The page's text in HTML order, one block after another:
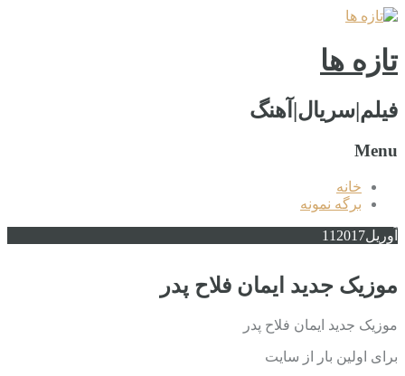
تازه ها
فیلم|سریال|آهنگ
Menu
خانه
برگه نمونه
آوریل 11 2017
موزیک جدید ایمان فلاح پدر
موزیک جدید ایمان فلاح پدر
برای اولین بار از سایت